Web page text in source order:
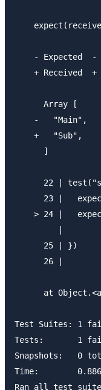
- Expected  -
+ Received  +
      Array [
    -   "Main",
    +   "Sub",
      ]
22 |
23 |
> 24 |
      25 | })
      26 |
at
Test Suites: 1
Tests:       1
Snapshots:   0
Time: